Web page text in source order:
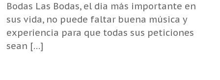
Bodas Las Bodas, el dia más importante en
sus vida, no puede faltar buena música y
experiencia para que todas sus peticiones
sean […]